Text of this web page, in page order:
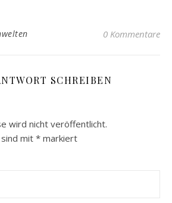
0 Kommentare
SCHREIBEN
wird nicht veröffentlicht.
mit * markiert